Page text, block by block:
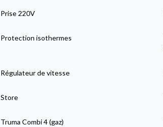
Prise 220V
Protection isothermes
Régulateur de vitesse
Store
Truma Combi 4 (gaz)